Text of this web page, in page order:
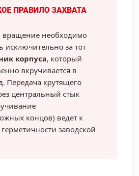
ПРАВИЛО ЗАХВАТА
необходимо
исключительно за тот
корпуса, который
вкручивается в
Передача крутящего
центральный стык
концов) ведет к
заводской